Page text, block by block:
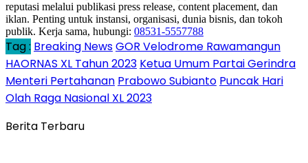
reputasi melalui publikasi press release, content placement, dan
iklan. Penting untuk instansi, organisasi, dunia bisnis, dan tokoh
publik. Kerja sama, hubungi: 08531-5557788
Tag : Breaking NewsGOR Velodrome Rawamangun
HAORNAS XL Tahun 2023 Ketua Umum Partai Gerindra
Menteri Pertahanan Prabowo Subianto Puncak Hari
Olah Raga Nasional XL 2023
Berita Terbaru